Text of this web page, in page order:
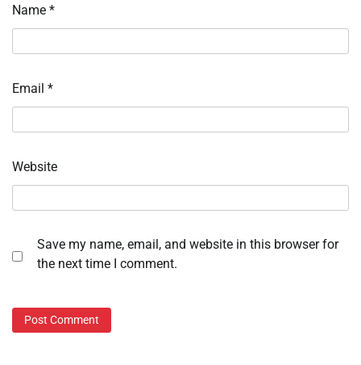
Name *
Email *
Website
Save my name, email, and website in this browser for
the next time I comment.